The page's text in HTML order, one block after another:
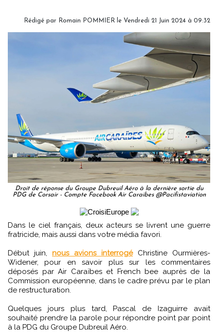
Rédigé par Romain POMMIER le Vendredi 21 Juin 2024 à 09:32
Droit de réponse du Groupe Dubreuil Aéro à la dernière sortie du
PDG de Corsair - Compte Facebook Air Caraibes @Pacifistaviation
Dans le ciel français, deux acteurs se livrent une guerre
fratricide, mais aussi dans votre média favori.
Début juin, nous avions interrogéChristine Ourmières-
Widener, pour en savoir plus sur les commentaires
déposés par Air Caraïbes et French bee auprès de la
Commission européenne, dans le cadre prévu par le plan
de restructuration.
Quelques jours plus tard, Pascal de Izaguirre avait
souhaité prendre la parole pour répondre point par point
à la PDG du Groupe Dubreuil Aéro.